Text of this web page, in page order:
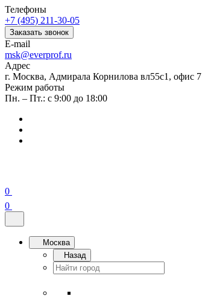
Телефоны
+7 (495) 211-30-05
Заказать звонок
E-mail
msk@everprof.ru
Адрес
г. Москва, Адмирала Корнилова вл55с1, офис 7
Режим работы
Пн. – Пт.: с 9:00 до 18:00
0
0
Москва
Назад